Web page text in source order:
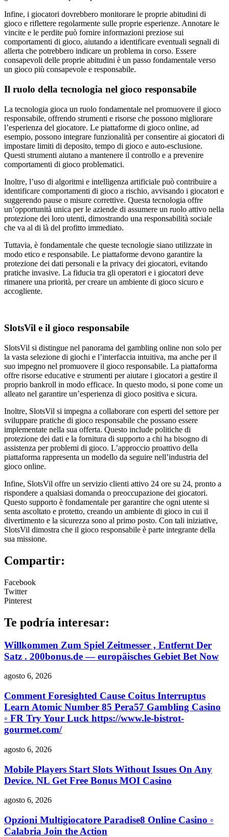
Infine, i giocatori dovrebbero monitorare le proprie abitudini di
gioco e riflettere regolarmente sulle proprie esperienze. Annotare le
vincite e le perdite può fornire informazioni preziose sui
comportamenti di gioco, aiutando a identificare eventuali segnali di
allerta che potrebbero indicare un problema in corso. Essere
consapevoli delle proprie abitudini è un passo fondamentale verso
un gioco più consapevole e responsabile.
Il ruolo della tecnologia nel gioco responsabile
La tecnologia gioca un ruolo fondamentale nel promuovere il gioco
responsabile, offrendo strumenti e risorse che possono migliorare
l’esperienza del giocatore. Le piattaforme di gioco online, ad
esempio, possono integrare funzionalità per consentire ai giocatori di
impostare limiti di deposito, tempo di gioco e auto-esclusione.
Questi strumenti aiutano a mantenere il controllo e a prevenire
comportamenti di gioco problematici.
Inoltre, l’uso di algoritmi e intelligenza artificiale può contribuire a
identificare comportamenti di gioco a rischio, avvisando i giocatori e
suggerendo pause o misure correttive. Questa tecnologia offre
un’opportunità unica per le aziende di assumere un ruolo attivo nella
protezione dei loro utenti, dimostrando una responsabilità sociale
che va al di là del profitto immediato.
Tuttavia, è fondamentale che queste tecnologie siano utilizzate in
modo etico e responsabile. Le piattaforme devono garantire la
protezione dei dati personali e la privacy dei giocatori, evitando
pratiche invasive. La fiducia tra gli operatori e i giocatori deve
rimanere una priorità, per creare un ambiente di gioco sicuro e
accogliente.
SlotsVil e il gioco responsabile
SlotsVil si distingue nel panorama del gambling online non solo per
la vasta selezione di giochi e l’interfaccia intuitiva, ma anche per il
suo impegno nel promuovere il gioco responsabile. La piattaforma
offre risorse educative e strumenti per aiutare i giocatori a gestire il
proprio bankroll in modo efficace. In questo modo, si pone come un
alleato nel garantire un’esperienza di gioco positiva e sicura.
Inoltre, SlotsVil si impegna a collaborare con esperti del settore per
sviluppare pratiche di gioco responsabile che possano essere
implementate nella sua offerta. Questo include politiche di
protezione dei dati e la fornitura di supporto a chi ha bisogno di
assistenza per problemi di gioco. L’approccio proattivo della
piattaforma rappresenta un modello da seguire nell’industria del
gioco online.
Infine, SlotsVil offre un servizio clienti attivo 24 ore su 24, pronto a
rispondere a qualsiasi domanda o preoccupazione dei giocatori.
Questo supporto è fondamentale per garantire che ogni utente si
senta ascoltato e protetto, creando un ambiente di gioco in cui il
divertimento e la sicurezza sono al primo posto. Con tali iniziative,
SlotsVil dimostra che il gioco responsabile è parte integrante della
sua missione.
Compartir:
Facebook
Twitter
Pinterest
Te podría interesar:
Willkommen Zum Spiel Zeitmesser , Entfernt Der
Satz . 200bonus.de — europäisches Gebiet Bet Now
agosto 6, 2026
Comment Foresighted Cause Coitus Interruptus
Learn Atomic Number 85 Pera57 Gambling Casino
◦ FR Try Your Luck https://www.le-bistrot-
gourmet.com/
agosto 6, 2026
Mobile Players Start Slots Without Issues On Any
Device. NL Get Free Bonus MOI Casino
agosto 6, 2026
Opzioni Multigiocatore Paradise8 Online Casino ◦
Calabria Join the Action